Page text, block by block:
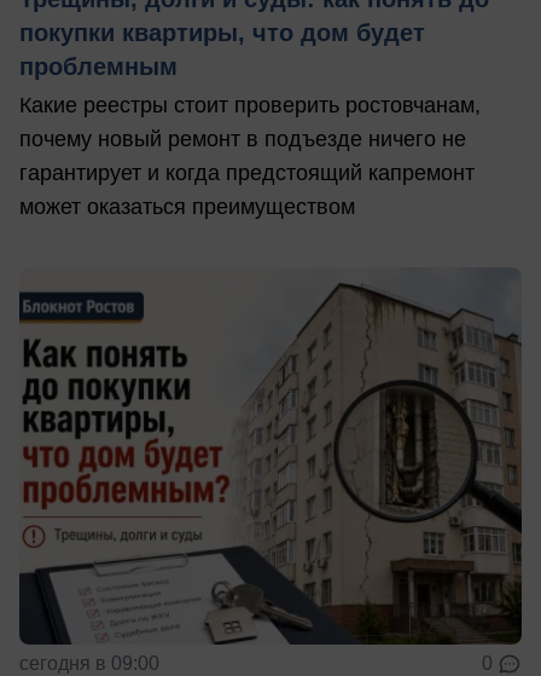
покупки квартиры, что дом будет
проблемным
Какие реестры стоит проверить ростовчанам,
почему новый ремонт в подъезде ничего не
гарантирует и когда предстоящий капремонт
может оказаться преимуществом
сегодня в 09:00 0